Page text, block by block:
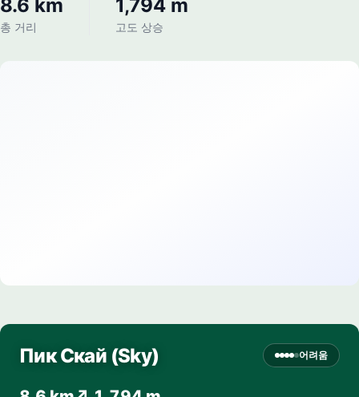
8.6 km
총 거리
1,794 m
고도 상승
Пик Скай (Sky) 어려움